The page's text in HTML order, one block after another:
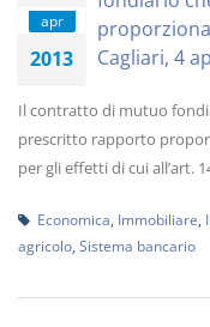
apr
2013
Cagliari, 4
Il contratto di mutuo
prescritto rapporto
per gli effetti di cui all’art.
Economica Immobiliare
agricolo Sistema bancario